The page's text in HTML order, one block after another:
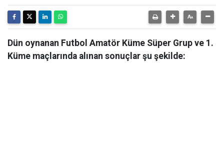
Dün oynanan Futbol Amatör Küme Süper Grup ve 1.
Küme maçlarında alınan sonuçlar şu şekilde: